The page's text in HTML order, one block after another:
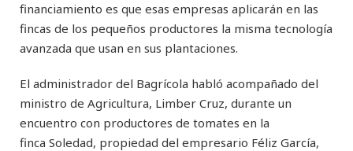
financiamiento es que esas empresas aplicarán en las
fincas de los pequeños productores la misma tecnología
avanzada que usan en sus plantaciones.
El administrador del Bagrícola habló acompañado del
ministro de Agricultura, Limber Cruz, durante un
encuentro con productores de tomates en la
finca Soledad, propiedad del empresario Féliz García,